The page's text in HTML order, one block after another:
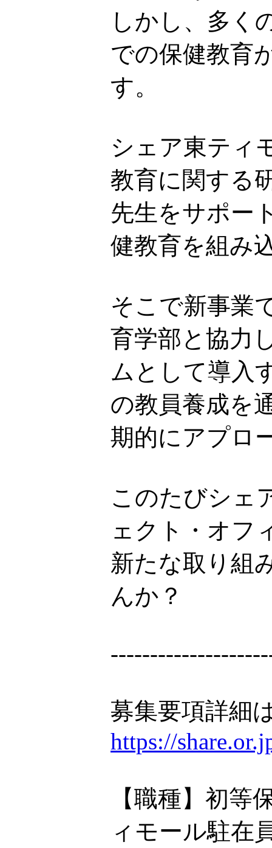
しかし、多く
での保健教育
す。
シェア東ティ
教育に関する
先生をサポー
健教育を組み
そこで新事業
育学部と協力
ムとして導入
の教員養成を
期的にアプロ
このたびシェ
ェクト・オフ
新たな取り組
んか？
募集要項詳細
https://
【職種】初
ィモール駐在